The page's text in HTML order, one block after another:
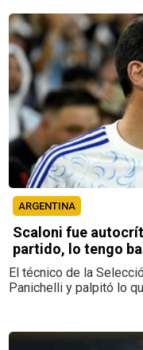
ARGENTINA
Scaloni fue
partido, lo tengo
El técnico de la
Panichelli y palpitó lo